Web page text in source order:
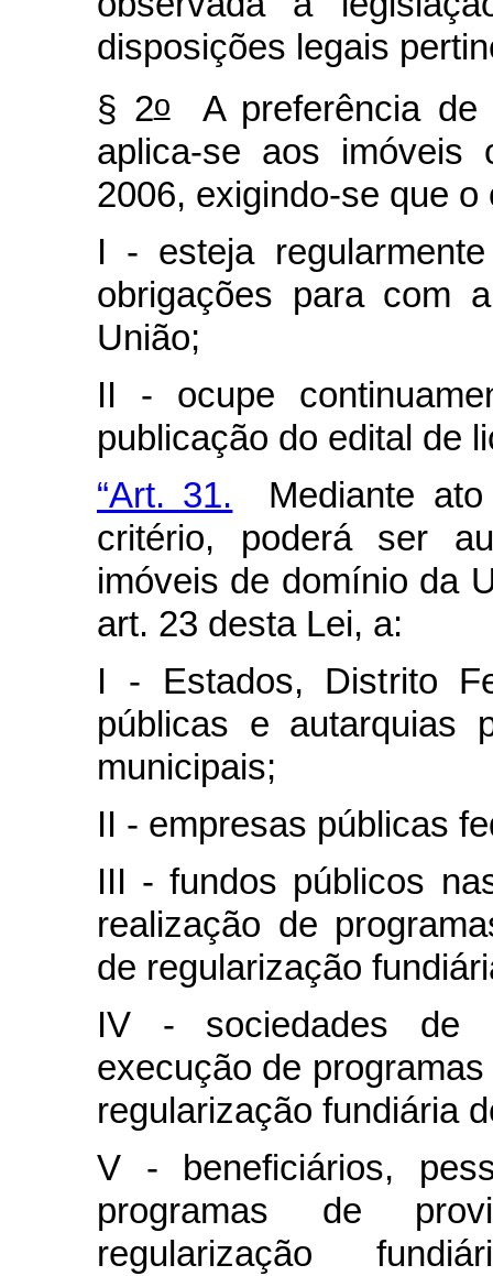
disposições legais
§ 2oA preferência de
aplica-se aos
2006, exigindo-se que o
I - esteja
obrigações para com
União;
II - ocupe
publicação do edital de
“Art. 31. Mediante
critério, poderá ser
imóveis de domínio da
art. 23 desta Lei, a:
I - Estados, Distrito
públicas e autarquias
municipais;
II - empresas públicas
III - fundos públicos
realização de
de regularização
IV - sociedades de
execução de
regularização fundiária
V - beneficiários,
programas de
regularização